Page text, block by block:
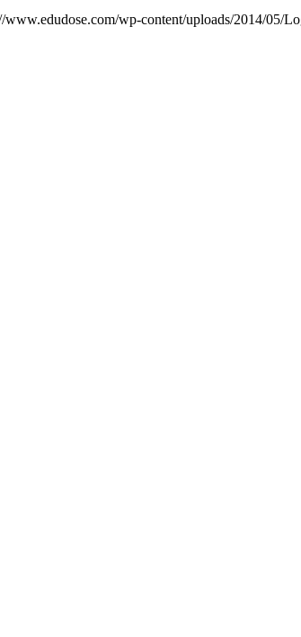
www.edudose.com/wp-content/uploads/2014/05/